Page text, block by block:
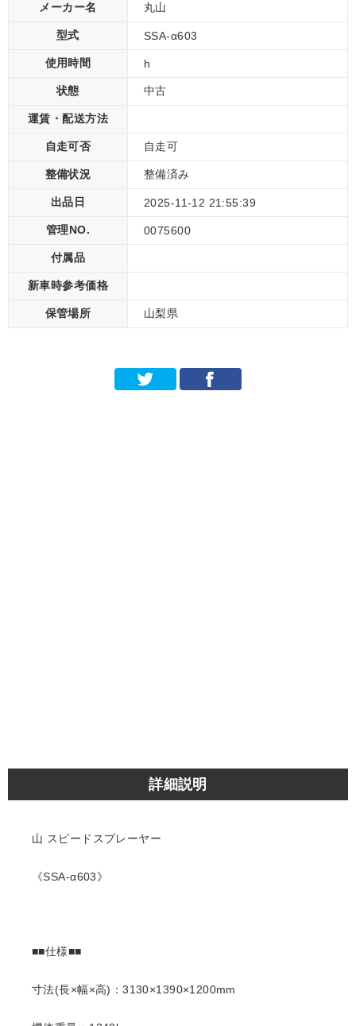
メーカー名 丸山
型式 SSA-α603
使用時間 h
状態 中古
運賃・配送方法
自走可否 自走可
整備状況 整備済み
出品日 2025-11-12 21:55:39
管理NO. 0075600
付属品
新車時参考価格
保管場所 山梨県
詳細説明
山 スピードスプレーヤー
《SSA-α603》
■■仕様■■
寸法(長×幅×高)：3130×1390×1200mm